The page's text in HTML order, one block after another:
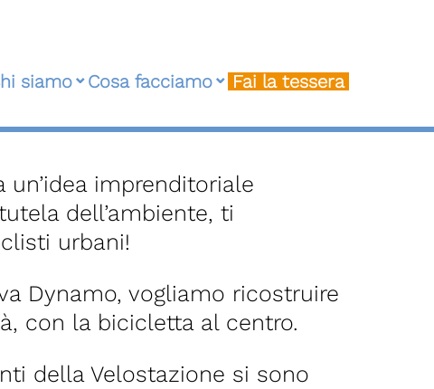
siamo Cosa facciamo Fai la tessera
imprenditoriale
dell’ambiente, ti
urbani!
Dynamo, vogliamo ricostruire
con la bicicletta al centro.
della Velostazione si sono